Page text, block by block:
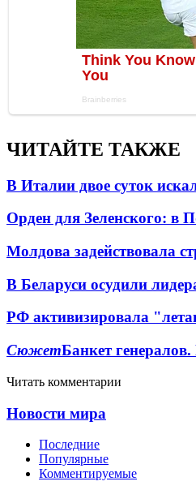
ЧИТАЙТЕ ТАКЖЕ
В Италии двое суток
Орден для Зеленского: в
Молдова задействовала
В Беларуси осудили
РФ активизировала
СюжетБанкет
Читать комментарии
Новости мира
Последние
Популярные
Комментируемые